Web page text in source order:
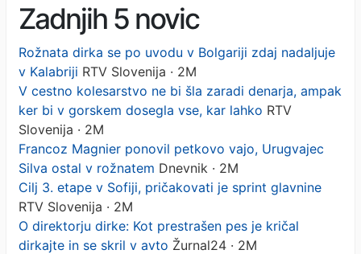
Zadnjih 5 novic
Rožnata dirka se po uvodu v Bolgariji zdaj nadaljuje
v Kalabriji RTV Slovenija · 2M
V cestno kolesarstvo ne bi šla zaradi denarja, ampak
ker bi v gorskem dosegla vse, kar lahko RTV
Slovenija · 2M
Francoz Magnier ponovil petkovo vajo, Urugvajec
Silva ostal v rožnatem Dnevnik · 2M
Cilj 3. etape v Sofiji, pričakovati je sprint glavnine
RTV Slovenija · 2M
O direktorju dirke: Kot prestrašen pes je kričal
dirkajte in se skril v avto Žurnal24 · 2M